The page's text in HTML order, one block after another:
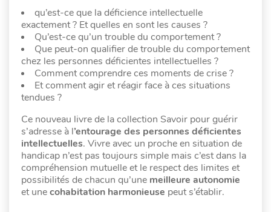
qu’est-ce que la déficience intellectuelle
exactement ? Et quelles en sont les causes ?
Qu’est-ce qu’un trouble du comportement ?
Que peut-on qualifier de trouble du comportement
chez les personnes déficientes intellectuelles ?
Comment comprendre ces moments de crise ?
Et comment agir et réagir face à ces situations
tendues ?
Ce nouveau livre de la collection Savoir pour guérir
s’adresse à l’entourage des personnes déficientes
intellectuelles. Vivre avec un proche en situation de
handicap n’est pas toujours simple mais c’est dans la
compréhension mutuelle et le respect des limites et
possibilités de chacun qu’une meilleure autonomie
et unecohabitation harmonieuse peut s’établir.